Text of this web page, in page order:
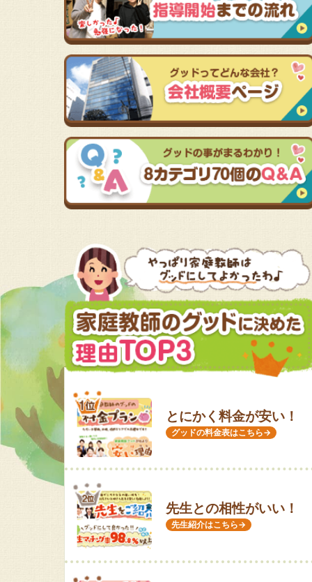
とにかく料金が安い！
グッドの料金表はこちら→
先生との相性がいい！
先生紹介はこちら→